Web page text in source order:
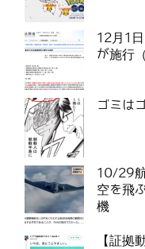
12月1
が施行
ゴミは
10/29
空を飛
機
【証拠